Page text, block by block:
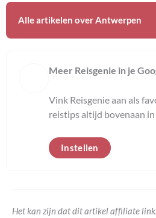
Alle artikelen overAntwerpen
Meer Reisgenie in je
Vink Reisgenie aan als
reistips altijd bovenaan
Instellen
Het kan zijn dat dit artikel affiliate